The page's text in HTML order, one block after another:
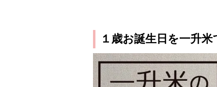
１歳お誕生日を一升